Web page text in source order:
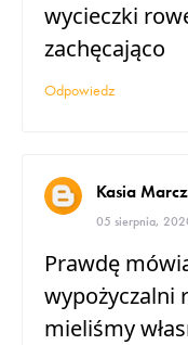
wycieczki
zachęcająco
Odpowiedz
Kasia
05 sierpnia,
Prawdę
wypożyczalni
mieliśmy